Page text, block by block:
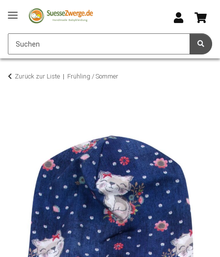
Zurück zur Liste Frühling / Sommer